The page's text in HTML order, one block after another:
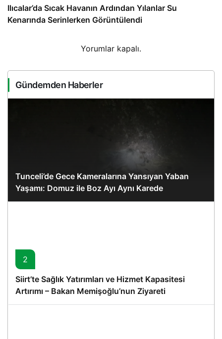
Ilıcalar’da Sıcak Havanın Ardından Yılanlar Su
Kenarında Serinlerken Görüntülendi
Yorumlar kapalı.
Gündemden Haberler
Tunceli’de Gece Kameralarına Yansıyan Yaban
Yaşamı: Domuz ile Boz Ayı Aynı Karede
2
Siirt’te Sağlık Yatırımları ve Hizmet Kapasitesi
Artırımı – Bakan Memişoğlu’nun Ziyareti